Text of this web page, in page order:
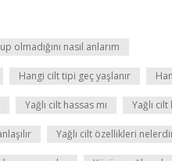
olmadığını nasıl anlarım
Hangi cilt tipi geç yaşlanır
Yağlı cilt hassas mı Yağlı
Yağlı cilt özellikleri